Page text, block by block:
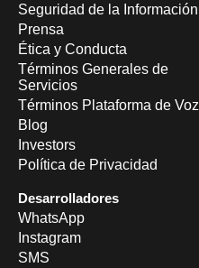
Seguridad de la Información
Prensa
Ética y Conducta
Términos Generales de
Servicios
Términos Plataforma de Voz
Blog
Investors
Política de Privacidad
Desarrolladores
WhatsApp
Instagram
SMS